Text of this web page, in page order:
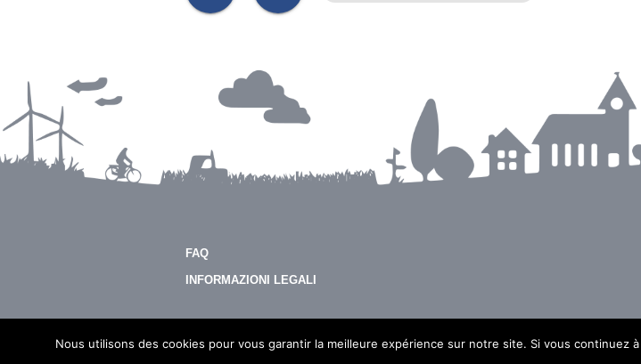
FAQ
INFORMAZIONI LEGALI
© 2026 - Imeon Energy
Nous utilisons des cookies pour vous garantir la meilleure expérience sur notre site. Si vous